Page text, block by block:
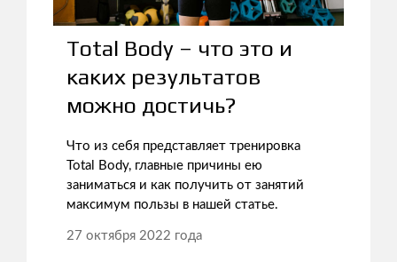
Total Body – что это и
каких результатов
можно достичь?
Что из себя представляет тренировка
Total Body, главные причины ею
заниматься и как получить от занятий
максимум пользы в нашей статье.
27 октября 2022 года